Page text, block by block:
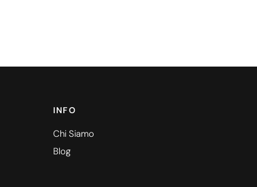
INFO
Chi Siamo
Blog